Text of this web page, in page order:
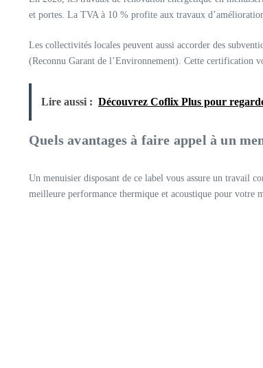
et portes. La TVA à 10 % profite aux travaux
Les collectivités locales peuvent aussi accorder des
(Reconnu Garant de l’Environnement). Cette certification
Lire aussi : Découvrez Coflix Plus pour
Quels avantages à faire appel à un
Un menuisier disposant de ce label vous assure un travail
meilleure performance thermique et acoustique pour votre